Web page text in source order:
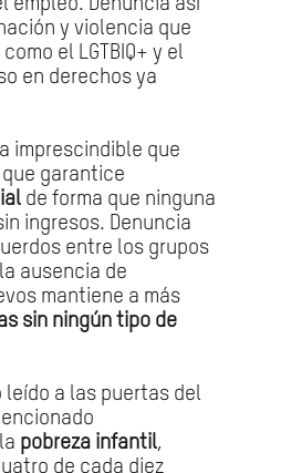
y violencia que
el LGTBIQ+ y el
en derechos ya
imprescindible que
garantice
de forma que ninguna
ingresos. Denuncia
entre los grupos
ausencia de
mantiene a más
sin ningún tipo de
leído a las puertas del
pobreza infantil,
de cada diez